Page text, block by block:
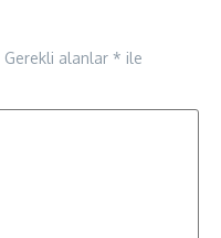
Gerekli alanlar * ile